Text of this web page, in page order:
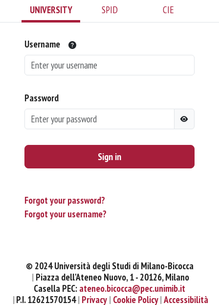
UNIVERSITY SPID CIE
Username
Password
Sign in
Forgot your password?
Forgot your username?
© 2024 Università degli Studi di Milano-Bicocca
Piazza dell'Ateneo Nuovo, 1 - 20126, Milano
Casella PEC: ateneo.bicocca@pec.unimib.it
P.I. 12621570154 Privacy Cookie Policy Accessibilità